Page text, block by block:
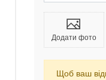
Додати фото
Щоб ваш